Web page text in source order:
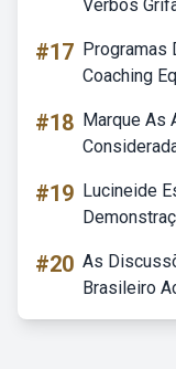
Verbos
#17 Programas
Coaching
#18 Marque As
#19 Lucineide
#20 As
Brasileiro